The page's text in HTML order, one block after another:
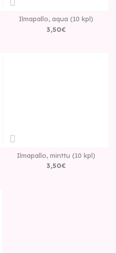
Ilmapallo, aqua (10 kpl)
3,50€
Ilmapallo, minttu (10 kpl)
3,50€